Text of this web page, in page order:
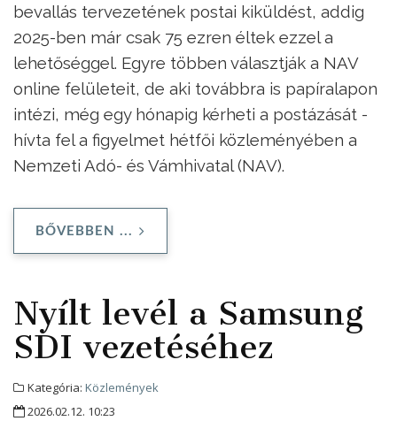
bevallás tervezetének postai kiküldést, addig
2025-ben már csak 75 ezren éltek ezzel a
lehetőséggel. Egyre többen választják a NAV
online felületeit, de aki továbbra is papíralapon
intézi, még egy hónapig kérheti a postázását -
hívta fel a figyelmet hétfői közleményében a
Nemzeti Adó- és Vámhivatal (NAV).
BŐVEBBEN ...
Nyílt levél a Samsung
SDI vezetéséhez
Kategória: Közlemények
2026.02.12. 10:23